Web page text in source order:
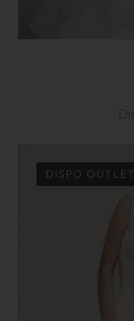
DISPO OUTLET